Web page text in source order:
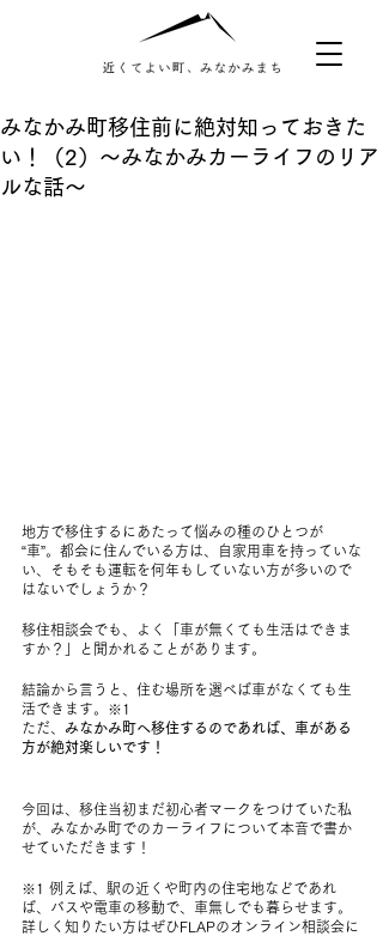
みなかみ町移住前に絶対知っておきた
い！（2）～みなかみカーライフのリア
ルな話～
地方で移住するにあたって悩みの種のひとつが
“車”。都会に住んでいる方は、自家用車を持っていな
い、そもそも運転を何年もしていない方が多いので
はないでしょうか？
移住相談会でも、よく「車が無くても生活はできま
すか？」と聞かれることがあります。
結論から言うと、住む場所を選べば車がなくても生
活できます。※1
ただ、 みなかみ町へ移住するのであれば、車がある
方が絶対楽しいです！
今回は、移住当初まだ初心者マークをつけていた私
が、みなかみ町でのカーライフについて本音で書か
せていただきます！
※1 例えば、駅の近くや町内の住宅地などであれ
ば、バスや電車の移動で、車無しでも暮らせます。
詳しく知りたい方はぜひFLAPのオンライン相談会に